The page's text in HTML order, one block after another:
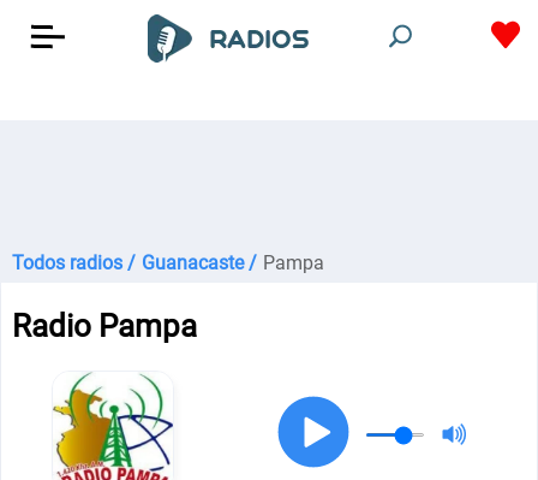
Todos radios / Guanacaste / Pampa
Radio Pampa